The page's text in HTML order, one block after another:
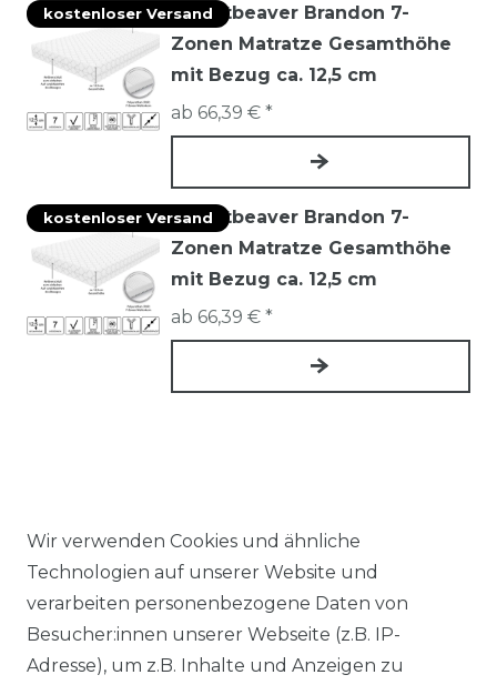
kostenloser VersandMountbeaver Brandon 7-
Zonen Matratze Gesamthöhe
mit Bezug ca. 12,5 cm
ab 66,39 € *
kostenloser VersandMountbeaver Brandon 7-
Zonen Matratze Gesamthöhe
mit Bezug ca. 12,5 cm
ab 66,39 € *
SHOP
ZAHLUNGSARTEN
VERSAND
Wir verwenden Cookies und ähnliche
Technologien auf unserer Website und
verarbeiten personenbezogene Daten von
Besucher:innen unserer Webseite (z.B. IP-
Adresse), um z.B. Inhalte und Anzeigen zu